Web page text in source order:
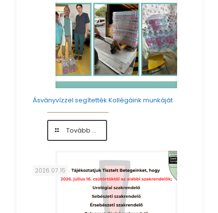
Ásványvízzel segítették Kollégáink munkáját
Tovább ...-
Ásványvízzel
Kollégáink
munkáját
2026.07.15